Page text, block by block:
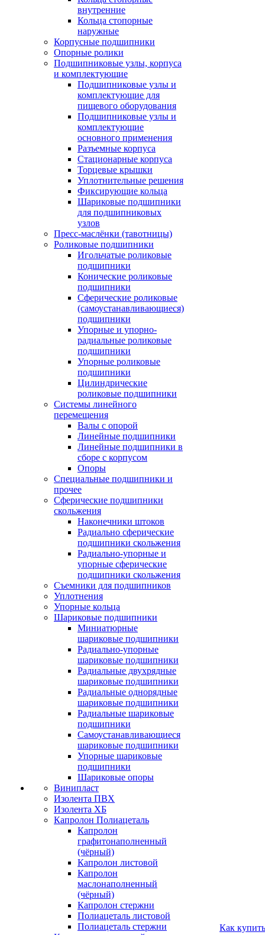
внутренние
Кольца стопорные
наружные
Корпусные подшипники
Опорные ролики
Подшипниковые узлы, корпуса
и комплектующие
Подшипниковые узлы и
комплектующие для
пищевого оборудования
Подшипниковые узлы и
комплектующие
основного применения
Разъемные корпуса
Стационарные корпуса
Торцевые крышки
Уплотнительные решения
Фиксирующие кольца
Шариковые подшипники
для подшипниковых
узлов
Пресс-маслёнки (тавотницы)
Роликовые подшипники
Игольчатые роликовые
подшипники
Конические роликовые
подшипники
Сферические роликовые
(самоустанавливающиеся)
подшипники
Упорные и упорно-
радиальные роликовые
подшипники
Упорные роликовые
подшипники
Цилиндрические
роликовые подшипники
Системы линейного
перемещения
Валы с опорой
Линейные подшипники
Линейные подшипники в
сборе с корпусом
Опоры
Специальные подшипники и
прочее
Сферические подшипники
скольжения
Наконечники штоков
Радиально сферические
подшипники скольжения
Радиально-упорные и
упорные сферические
подшипники скольжения
Съемники для подшипников
Уплотнения
Упорные кольца
Шариковые подшипники
Миниатюрные
шариковые подшипники
Радиально-упорные
шариковые подшипники
Радиальные двухрядные
шариковые подшипники
Радиальные однорядные
шариковые подшипники
Радиальные шариковые
подшипники
Самоустанавливающиеся
шариковые подшипники
Упорные шариковые
подшипники
Шариковые опоры
Винипласт
Изолента ПВХ
Изолента ХБ
Капролон Полиацеталь
Капролон
графитонаполненный
(чёрный)
Капролон листовой
Капролон
маслонаполненный
(чёрный)
Капролон стержни
Полиацеталь листовой
Полиацеталь стержни
Как купить